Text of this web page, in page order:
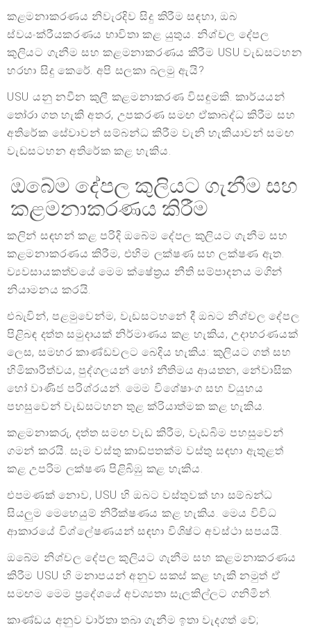
කළමනාකරණය නිවැරදිව සිදු කිරීම සඳහා, ඔබ
ස්වයංක්රීයකරණය භාවිතා කළ යුතුය. නිශ්චල දේපල
කුලියට ගැනීම සහ කළමනාකරණය කිරීම USU වැඩසටහන
හරහා සිදු කෙරේ. අපි සලකා බලමු ඇයි?
USU යනු නවීන කුලී කළමනාකරණ විසඳුමකි. කාර්යයන්
තෝරා ගත හැකි අතර, උපකරණ සමඟ ඒකාබද්ධ කිරීම සහ
අතිරේක සේවාවන් සම්බන්ධ කිරීම වැනි හැකියාවන් සමඟ
වැඩසටහන අතිරේක කළ හැකිය.
ඔබේම දේපල කුලියට ගැනීම සහ
කළමනාකරණය කිරීම
කලින් සඳහන් කළ පරිදි ඔබේම දේපල කුලියට ගැනීම සහ
කළමනාකරණය කිරීම, එහිම ලක්ෂණ සහ ලක්ෂණ ඇත.
ව්‍යවසායකත්වයේ මෙම ක්ෂේත්‍රය නීති සම්පාදනය මගින්
නියාමනය කරයි.
එබැවින්, පළමුවෙන්ම, වැඩසටහනේ දී ඔබට නිශ්චල දේපල
පිළිබඳ දත්ත සමුදායක් නිර්මාණය කළ හැකිය, උදාහරණයක්
ලෙස, සමහර කාණ්ඩවලට බෙදිය හැකිය: කුලියට ගත් සහ
හිමිකාරීත්වය, පුද්ගලයන් හෝ නීතිමය ආයතන, නේවාසික
හෝ වාණිජ පරිශ්රයන්. මෙම විශේෂාංග සහ ව්යුහය
පහසුවෙන් වැඩසටහන තුළ ක්රියාත්මක කළ හැකිය.
කළමනාකරු, දත්ත සමඟ වැඩ කිරීම, වැඩබිම පහසුවෙන්
ගමන් කරයි. සෑම වස්තු කාඩ්පතක්ම වස්තු සඳහා ඇතුළත්
කළ උපරිම ලක්ෂණ පිළිබිඹු කළ හැකිය.
එපමණක් නොව, USU හි ඔබට වස්තුවක් හා සම්බන්ධ
සියලුම මෙහෙයුම් නිරීක්ෂණය කළ හැකිය. මෙය විවිධ
ආකාරයේ විශ්ලේෂණයන් සඳහා විශිෂ්ට අවස්ථා සපයයි.
ඔබේම නිශ්චල දේපල කුලියට ගැනීම සහ කළමනාකරණය
කිරීම USU හි මනාපයන් අනුව සකස් කළ හැකි නමුත් ඒ
සමඟම මෙම ප්‍රදේශයේ අවශ්‍යතා සැලකිල්ලට ගනිමින්.
කාණ්ඩය අනුව වාර්තා තබා ගැනීම ඉතා වැදගත් වේ;